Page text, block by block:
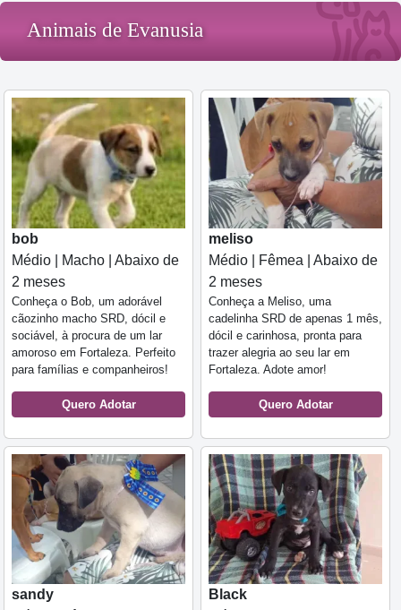
Animais de Evanusia
bob
Médio | Macho | Abaixo de
2 meses
Conheça o Bob, um adorável
cãozinho macho SRD, dócil e
sociável, à procura de um lar
amoroso em Fortaleza. Perfeito
para famílias e companheiros!
Quero Adotar
meliso
Médio | Fêmea | Abaixo de
2 meses
Conheça a Meliso, uma
cadelinha SRD de apenas 1 mês,
dócil e carinhosa, pronta para
trazer alegria ao seu lar em
Fortaleza. Adote amor!
Quero Adotar
sandy
Black